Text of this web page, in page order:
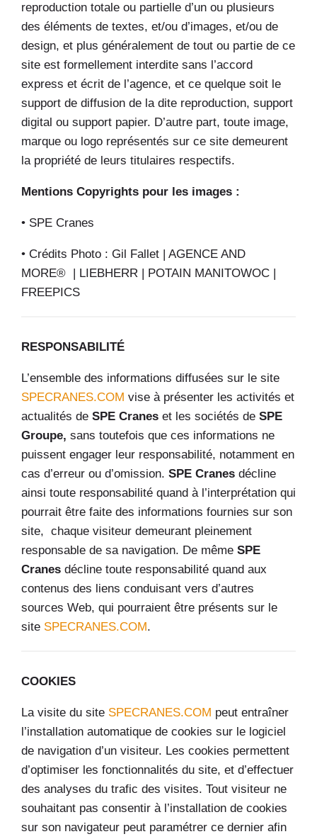
reproduction totale ou partielle d’un ou plusieurs
des éléments de textes, et/ou d’images, et/ou de
design, et plus généralement de tout ou partie de ce
site est formellement interdite sans l’accord
express et écrit de l’agence, et ce quelque soit le
support de diffusion de la dite reproduction, support
digital ou support papier. D’autre part, toute image,
marque ou logo représentés sur ce site demeurent
la propriété de leurs titulaires respectifs.
Mentions Copyrights pour les images :
• SPE Cranes
• Crédits Photo : Gil Fallet | AGENCE AND
MORE® | LIEBHERR | POTAIN MANITOWOC |
FREEPICS
RESPONSABILITÉ
L’ensemble des informations diffusées sur le site
SPECRANES.COM vise à présenter les activités et
actualités de SPE Cranes et les sociétés de SPE
Groupe, sans toutefois que ces informations ne
puissent engager leur responsabilité, notamment en
cas d’erreur ou d’omission. SPE Cranes décline
ainsi toute responsabilité quand à l’interprétation qui
pourrait être faite des informations fournies sur son
site, chaque visiteur demeurant pleinement
responsable de sa navigation. De même SPE
Cranes décline toute responsabilité quand aux
contenus des liens conduisant vers d’autres
sources Web, qui pourraient être présents sur le
site SPECRANES.COM.
COOKIES
La visite du site SPECRANES.COM peut entraîner
l’installation automatique de cookies sur le logiciel
de navigation d’un visiteur. Les cookies permettent
d’optimiser les fonctionnalités du site, et d’effectuer
des analyses du trafic des visites. Tout visiteur ne
souhaitant pas consentir à l’installation de cookies
sur son navigateur peut paramétrer ce dernier afin